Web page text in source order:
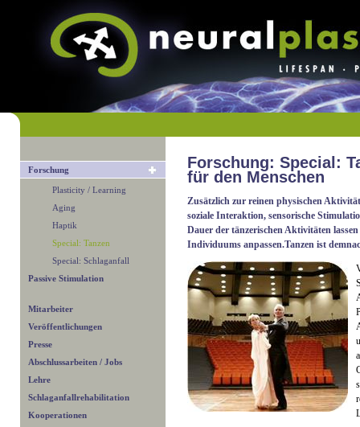
Forschung
Plasticity / Learning
Aging
Haptik
Special: Tanzen
Special: Schlaganfall
Passive Stimulation
Mitarbeiter
Veröffentlichungen
Presse
Abschlussarbeiten / Jobs
Lehre
Schlaganfallrehabilitation
Kooperationen
Forschung: Special:
für den Menschen
Zusätzlich zur reinen physischen
soziale Interaktion, sensorische
Dauer der tänzerischen Aktivitäten
Individuums anpassen.Tanzen ist